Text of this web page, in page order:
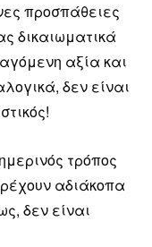
προσπάθειες
δικαιωματικά
αξία και
δεν είναι
τρόπος
αδιάκοπα
δεν είναι